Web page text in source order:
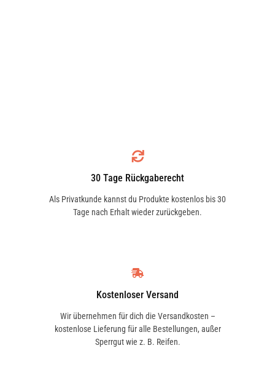
30 Tage Rückgaberecht
Als Privatkunde kannst du Produkte kostenlos bis 30
Tage nach Erhalt wieder zurückgeben.
Kostenloser Versand
Wir übernehmen für dich die Versandkosten –
kostenlose Lieferung für alle Bestellungen, außer
Sperrgut wie z. B. Reifen.